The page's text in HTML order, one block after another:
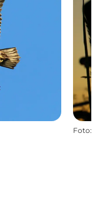
Foto: